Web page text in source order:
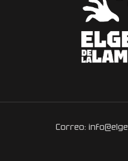
Correo: